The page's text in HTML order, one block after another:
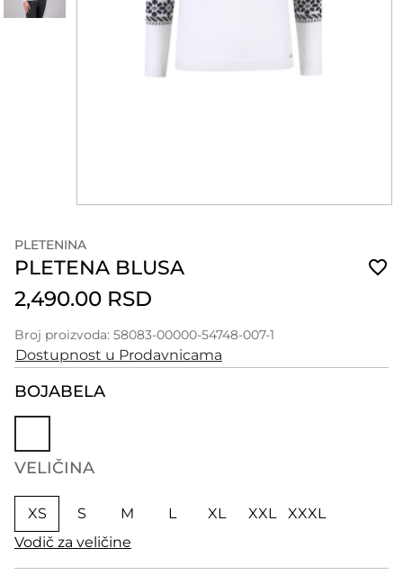
PLETENINA
PLETENA BLUSA
2,490.00 RSD
Broj proizvoda: 58083-00000-54748-007-1
Dostupnost u Prodavnicama
BOJABELA
VELIČINA
XS S M L XL XXL
XXXL
Vodič za veličine